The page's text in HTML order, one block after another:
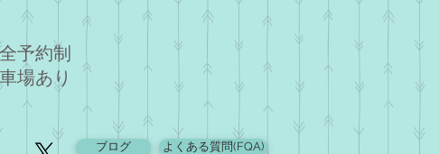
予約制
場あり
ブログ よくある質問(FQA)